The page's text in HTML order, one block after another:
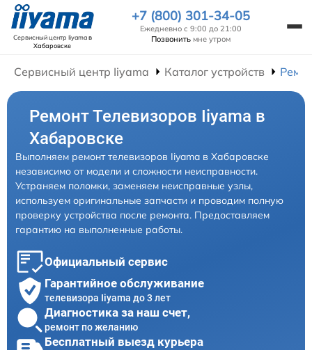
Сервисный центр Iiyamaв
Хабаровске
+7 (800) 301-34-05
Ежедневно с 9:00 до 21:00
Позвонить мне утром
Сервисный центр Iiyama Каталог устройств
Ремонт Телевизоров Iiyama в
Хабаровске
Выполняем ремонт телевизоров Iiyama в Хабаровске
независимо от модели и сложности неисправности.
Устраняем поломки, заменяем неисправные узлы,
используем оригинальные запчасти и проводим полную
проверку устройства после ремонта. Предоставляем
гарантию на выполненные работы.
Официальный сервис
Гарантийное обслуживание
телевизора Iiyama до 3 лет
Диагностика за наш счет,
ремонт по желанию
Бесплатный выезд курьера